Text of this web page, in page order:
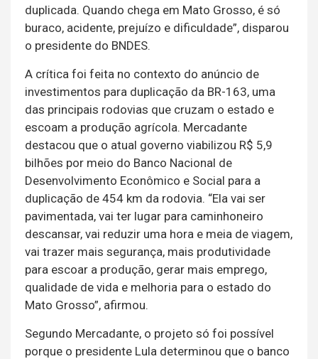
duplicada. Quando chega em Mato Grosso, é só
buraco, acidente, prejuízo e dificuldade”, disparou
o presidente do BNDES.
A crítica foi feita no contexto do anúncio de
investimentos para duplicação da BR-163, uma
das principais rodovias que cruzam o estado e
escoam a produção agrícola. Mercadante
destacou que o atual governo viabilizou R$ 5,9
bilhões por meio do Banco Nacional de
Desenvolvimento Econômico e Social para a
duplicação de 454 km da rodovia. “Ela vai ser
pavimentada, vai ter lugar para caminhoneiro
descansar, vai reduzir uma hora e meia de viagem,
vai trazer mais segurança, mais produtividade
para escoar a produção, gerar mais emprego,
qualidade de vida e melhoria para o estado do
Mato Grosso”, afirmou.
Segundo Mercadante, o projeto só foi possível
porque o presidente Lula determinou que o banco